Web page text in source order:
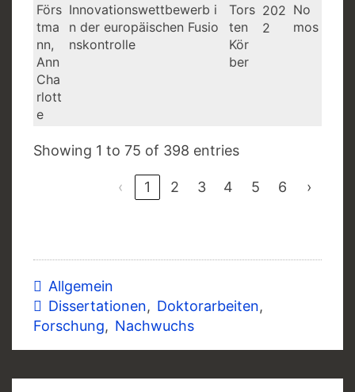
Förs
tma
nn,
Ann
Cha
rlott
e
Innovationswettbewerb i
n der europäischen Fusio
nskontrolle
Tors
ten
Kör
ber
202
2
No
mos
Showing 1 to 75 of 398 entries
‹ 1 2 3 4 5 6 ›
Allgemein
Dissertationen, Doktorarbeiten,
Forschung, Nachwuchs